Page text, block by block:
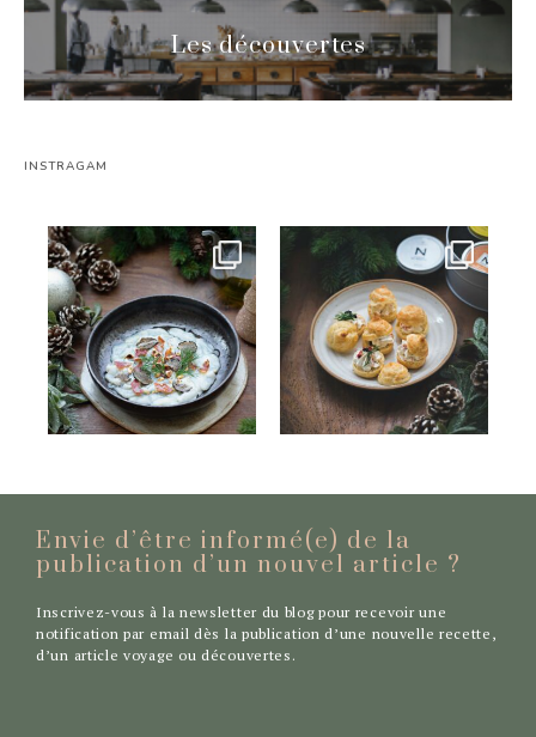
Les découvertes
INSTRAGAM
Envie d’être informé(e) de la
publication d’un nouvel article ?
Inscrivez-vous à la newsletter du blog pour recevoir une
notification par email dès la publication d’une nouvelle recette,
d’un article voyage ou découvertes.